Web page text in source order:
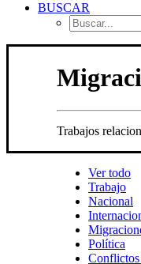
BUSCAR
Trabajos
Ver todo
Trabajo
Nacional
Política
Conflictos